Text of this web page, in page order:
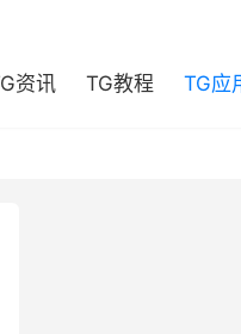
资讯 TG教程 TG应